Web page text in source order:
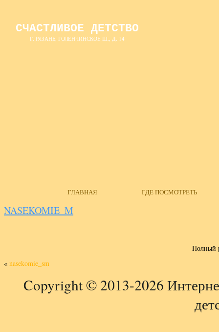
СЧАСТЛИВОЕ ДЕТСТВО
Г. РЯЗАНЬ, ГОЛЕНЧИНСКОЕ Ш., Д. 14
ГЛАВНАЯ ГДЕ ПОСМОТРЕТЬ
NASEKOMIE_M
Полный
« nasekomie_sm
Copyright © 2013-2026